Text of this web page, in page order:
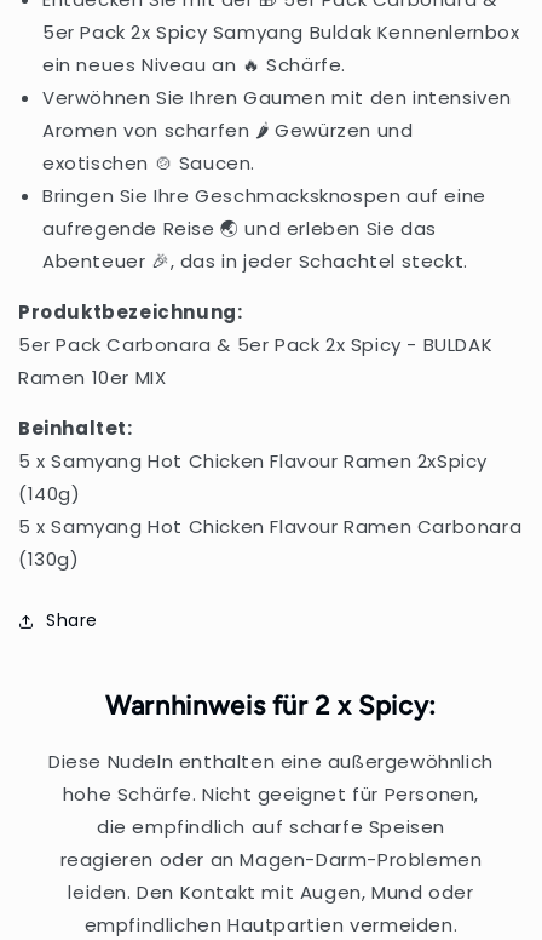
5er Pack 2x Spicy Samyang Buldak Kennenlernbox
ein neues Niveau an 🔥 Schärfe.
Verwöhnen Sie Ihren Gaumen mit den intensiven
Aromen von scharfen 🌶️ Gewürzen und
exotischen 🍲 Saucen.
Bringen Sie Ihre Geschmacksknospen auf eine
aufregende Reise 🌏 und erleben Sie das
Abenteuer 🎉, das in jeder Schachtel steckt.
Produktbezeichnung:
5er Pack Carbonara & 5er Pack 2x Spicy - BULDAK
Ramen 10er MIX
Beinhaltet:
5 x Samyang Hot Chicken Flavour Ramen 2xSpicy
(140g)
5 x Samyang Hot Chicken Flavour Ramen Carbonara
(130g)
Share
Warnhinweis für 2 x Spicy:
Diese Nudeln enthalten eine außergewöhnlich
hohe Schärfe. Nicht geeignet für Personen,
die empfindlich auf scharfe Speisen
reagieren oder an Magen-Darm-Problemen
leiden. Den Kontakt mit Augen, Mund oder
empfindlichen Hautpartien vermeiden.